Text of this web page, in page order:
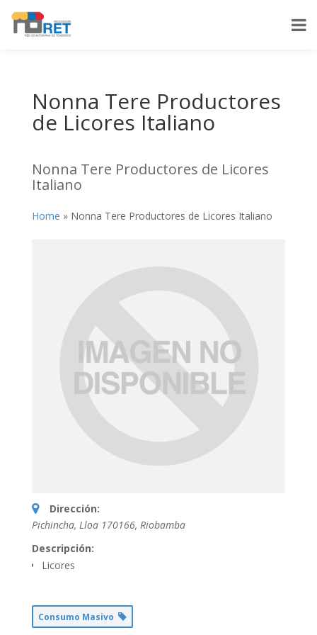
Nonna Tere Productores
de Licores Italiano
Nonna Tere Productores de Licores
Italiano
Home » Nonna Tere Productores de Licores Italiano
Dirección:
Pichincha, Lloa 170166, Riobamba
Descripción:
Licores
Consumo Masivo